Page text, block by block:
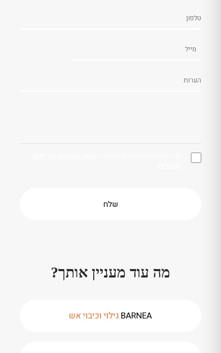
מה עוד מעניין אותך?
BARNEA גילוי וכיבוי אש